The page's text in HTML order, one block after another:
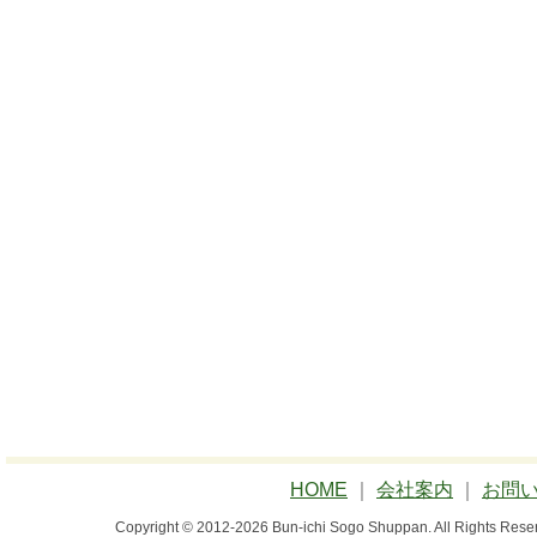
HOME 会社案内 お問
Copyright © 2012-2026 Bun-ichi Sogo Shuppan. All Rights